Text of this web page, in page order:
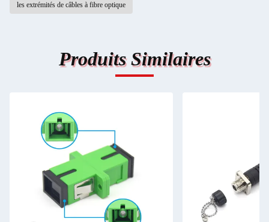
les extrémités de câbles à fibre optique
Produits Similaires